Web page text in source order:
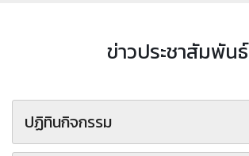
ข่าวประชาสัมพันธ์
ปฏิทินกิจกรรม